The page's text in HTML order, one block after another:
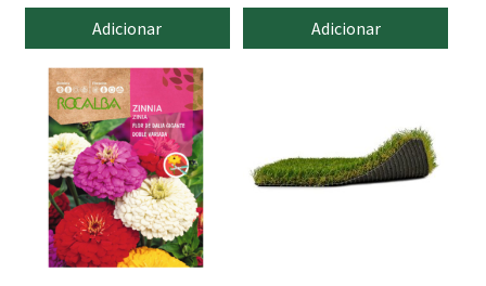
Adicionar Adicionar
multiple
variants.